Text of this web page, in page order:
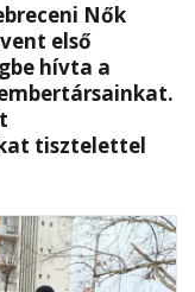
Nők
első
hívta a
tisztelettel